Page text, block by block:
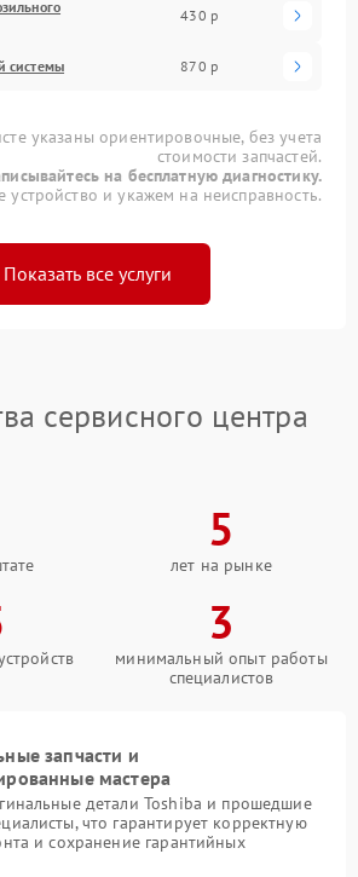
430 р
системы 870 р
указаны ориентировочные, без учета
стоимости запчастей.
на бесплатную диагностику.
и укажем на неисправность.
Показать все услуги
сервисного центра
5
лет на рынке
3
минимальный опыт работы
специалистов
запчасти и
мастера
детали Toshiba и прошедшие
что гарантирует корректную
и сохранение гарантийных